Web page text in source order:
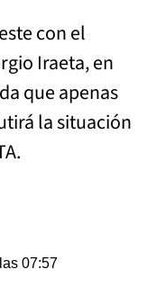
con el
Iraeta, en
que apenas
la situación
07:57